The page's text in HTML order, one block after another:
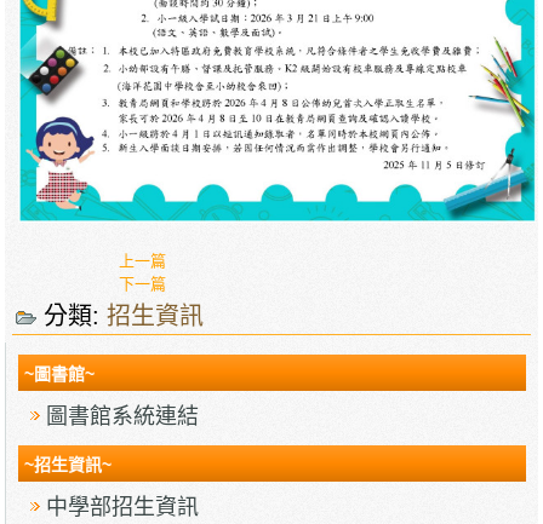
上一篇
下一篇
分類:招生資訊
~圖書館~
圖書館系統連結
~招生資訊~
中學部招生資訊